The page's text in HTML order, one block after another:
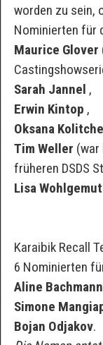
worden zu sein,
Nominierten für
Maurice Glover
Sarah Jannel ,
Erwin Kintop ,
Oksana
Tim Weller (war
früheren DSDS
Lisa Wohlgemut
Karaibik Recall
6 Nominierten
Aline Bachmann
Simone
Bojan Odjakov.